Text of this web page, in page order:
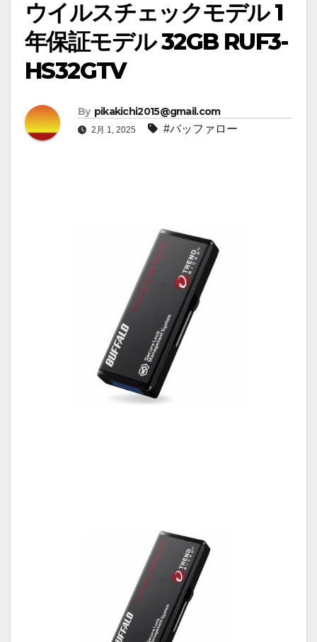
ウイルスチェックモデル 1
年保証モデル 32GB RUF3-
HS32GTV
By pikakichi2015@gmail.com
2月 1, 2025 #バッファロー